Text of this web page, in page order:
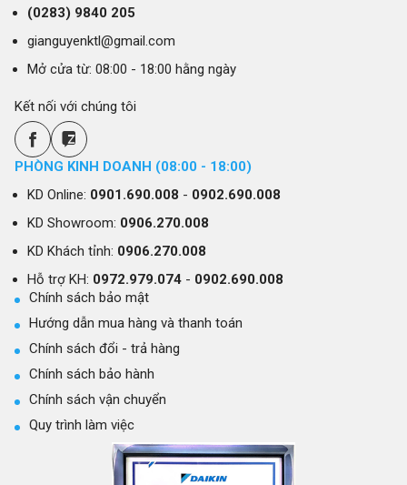
(0283) 9840 205
gianguyenktl@gmail.com
Mở cửa từ: 08:00 - 18:00 hằng ngày
Kết nối với chúng tôi
PHÒNG KINH DOANH (08:00 - 18:00)
KD Online: 0901.690.008 - 0902.690.008
KD Showroom: 0906.270.008
KD Khách tỉnh: 0906.270.008
Hỗ trợ KH: 0972.979.074- 0902.690.008
Chính sách bảo mật
Hướng dẫn mua hàng và thanh toán
Chính sách đổi - trả hàng
Chính sách bảo hành
Chính sách vận chuyển
Quy trình làm việc